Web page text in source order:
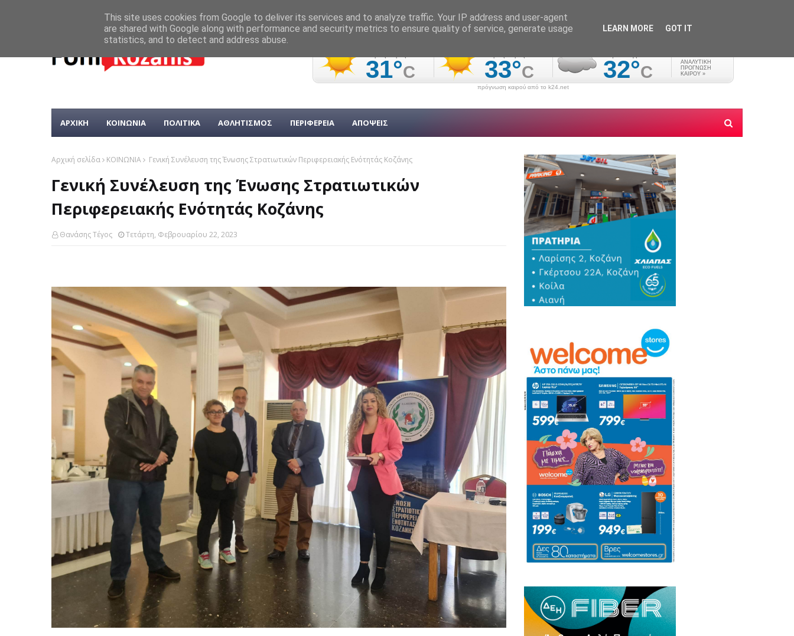
πρόγνωση καιρού από το k24.net
ΑΡΧΙΚΗ ΚΟΙΝΩΝΙΑ ΠΟΛΙΤΙΚΑ ΑΘΛΗΤΙΣΜΟΣ ΠΕΡΙΦΕΡΕΙΑ ΑΠΟΨΕΙΣ
Αρχική σελίδα ΚΟΙΝΩΝΙΑ Γενική Συνέλευση της Ένωσης Στρατιωτικών Περιφερειακής Ενότητάς Κοζάνης
Γενική Συνέλευση της Ένωσης Στρατιωτικών
Περιφερειακής Ενότητάς Κοζάνης
Θανάσης Τέγος Τετάρτη, Φεβρουαρίου 22, 2023
This site uses cookies from Google to deliver its services and to analyze traffic. Your IP address and user-agent
are shared with Google along with performance and security metrics to ensure quality of service, generate usage
statistics, and to detect and address abuse.
LEARN MORE GOT IT